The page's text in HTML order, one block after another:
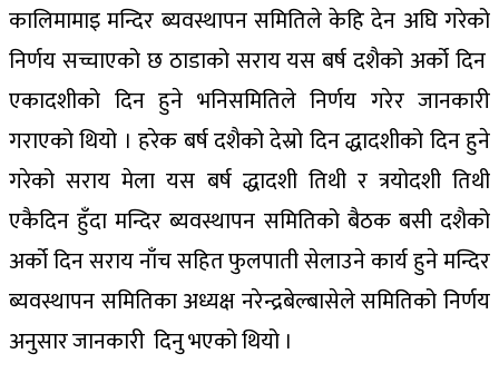
कालिमामाइमन्दिर ब्यवस्थापनसमितिलेकेहिदेन अघिगरेको
निर्णयसच्चाएकोछठाडाकोसराययसबर्षदशैकोअर्कोदिन
एकादशीको दिन हुने भनिसमितिले निर्णय गरेर जानकारी
गराएकोथियो । हरेकबर्षदशैकोदेस्रोदिनद्धादशीकोदिनहुने
गरेको सराय मेला यस बर्ष द्धादशी तिथी र त्रयोदशी तिथी
एकैदिन हुँदा मन्दिर ब्यवस्थापन समितिको बैठक बसी दशैको
अर्कोदिनसरायनाँचसहितफुलपातीसेलाउनेकार्यहुनेमन्दिर
ब्यवस्थापनसमितिकाअध्यक्षनरेन्द्रबेल्बासेलेसमितिकोनिर्णय
अनुसारजानकारी दिनुभएकोथियो ।